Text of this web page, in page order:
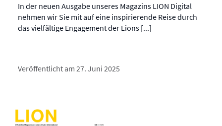
In der neuen Ausgabe unseres Magazins LION Digital
nehmen wir Sie mit auf eine inspirierende Reise durch
das vielfältige Engagement der Lions [...]
Veröffentlicht am 27. Juni 2025